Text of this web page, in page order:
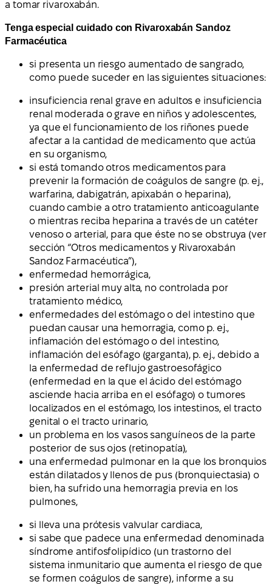
a tomar rivaroxabán.
Tenga especial cuidado con Rivaroxabán Sandoz
Farmacéutica
si presenta un riesgo aumentado de sangrado,
como puede suceder en las siguientes situaciones:
insuficiencia renal grave en adultos e insuficiencia
renal moderada o grave en niños y adolescentes,
ya que el funcionamiento de los riñones puede
afectar a la cantidad de medicamento que actúa
en su organismo,
si está tomando otros medicamentos para
prevenir la formación de coágulos de sangre (p. ej.,
warfarina, dabigatrán, apixabán o heparina),
cuando cambie a otro tratamiento anticoagulante
o mientras reciba heparina a través de un catéter
venoso o arterial, para que éste no se obstruya (ver
sección “Otros medicamentos y Rivaroxabán
Sandoz Farmacéutica”),
enfermedad hemorrágica,
presión arterial muy alta, no controlada por
tratamiento médico,
enfermedades del estómago o del intestino que
puedan causar una hemorragia, como p. ej.,
inflamación del estómago o del intestino,
inflamación del esófago (garganta), p. ej., debido a
la enfermedad de reflujo gastroesofágico
(enfermedad en la que el ácido del estómago
asciende hacia arriba en el esófago) o tumores
localizados en el estómago, los intestinos, el tracto
genital o el tracto urinario,
un problema en los vasos sanguíneos de la parte
posterior de sus ojos (retinopatía),
una enfermedad pulmonar en la que los bronquios
están dilatados y llenos de pus (bronquiectasia) o
bien, ha sufrido una hemorragia previa en los
pulmones,
si lleva una prótesis valvular cardiaca,
si sabe que padece una enfermedad denominada
síndrome antifosfolipídico (un trastorno del
sistema inmunitario que aumenta el riesgo de que
se formen coágulos de sangre), informe a su